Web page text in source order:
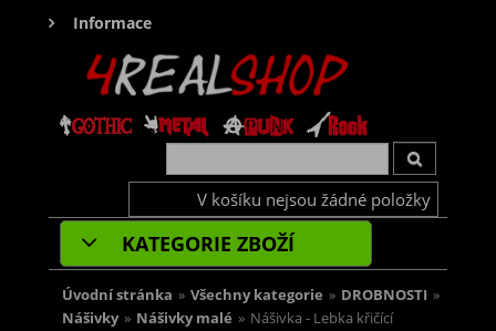
Informace
V košíku nejsou žádné položky
KATEGORIE ZBOŽÍ
Úvodní stránka » Všechny kategorie » DROBNOSTI »
Nášivky » Nášivky malé » Nášivka - Lebka křičící